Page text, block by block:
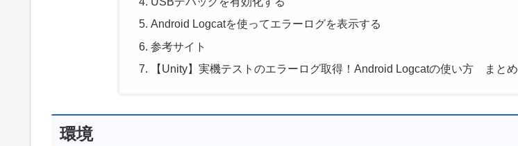
Android Logcatを使ってエラーログを表示する
参考サイト
【Unity】実機テストのエラーログ取得！Android Logcatの使い方 まとめ
環境